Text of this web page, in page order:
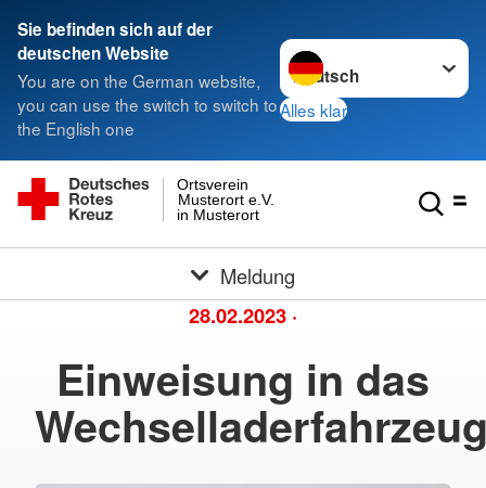
Sie befinden sich auf der
deutschen Website
You are on the German website,
you can use the switch to switch to
the English one
Sprache wechseln zu
Alles klar
in Musterort
Musterort e.V.
Ortsverein
Meldung
28.02.2023 ·
Einweisung in das